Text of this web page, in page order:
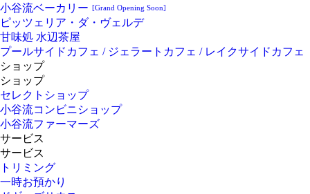
小谷流ベーカリー [Grand Opening Soon]
ピッツェリア・ダ・ヴェルデ
甘味処 水辺茶屋
プールサイドカフェ / ジェラートカフェ / レイクサイドカフェ
ショップ
ショップ
セレクトショップ
小谷流コンビニショップ
小谷流ファーマーズ
サービス
サービス
トリミング
一時お預かり